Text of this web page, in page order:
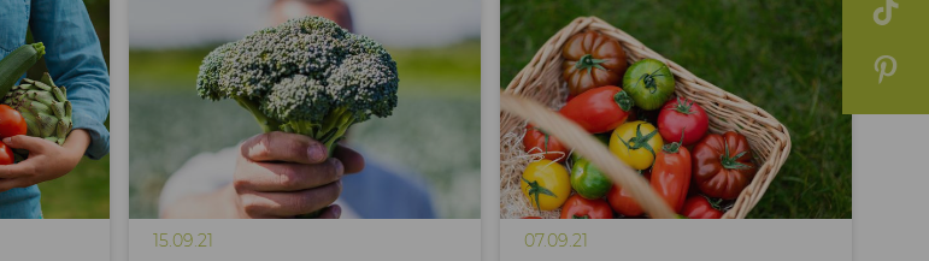
15.09.21 07.09.21